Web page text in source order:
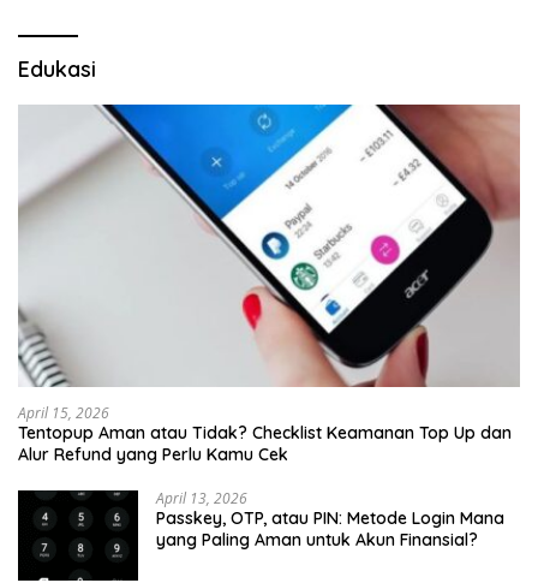
Edukasi
April 15, 2026
Tentopup Aman atau Tidak? Checklist Keamanan Top Up dan
Alur Refund yang Perlu Kamu Cek
April 13, 2026
Passkey, OTP, atau PIN: Metode Login Mana
yang Paling Aman untuk Akun Finansial?